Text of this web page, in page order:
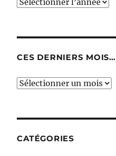
CES DERNIERS MOIS…
Ces
CATÉGORIES